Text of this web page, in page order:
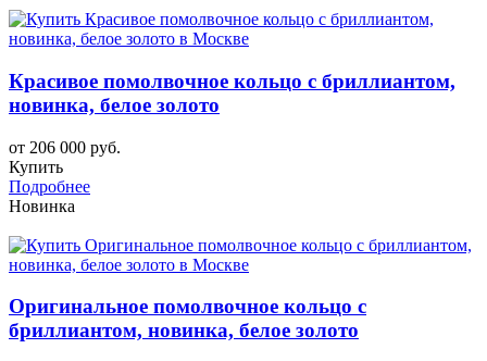
Красивое помолвочное кольцо с бриллиантом,
новинка, белое золото
от 206 000 руб.
Купить
Подробнее
Новинка
Оригинальное помолвочное кольцо с
бриллиантом, новинка, белое золото